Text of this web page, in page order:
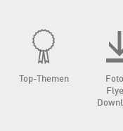
Top-Themen